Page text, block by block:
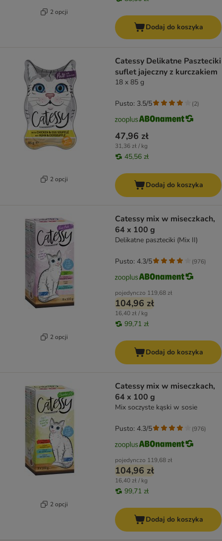
2 opcji
Dodaj do koszyka
2 opcji
Catessy Delikatne Paszteciki
suflet jajeczny z kurczakiem
18 x 85 g
47,96 zł
31,36 zł / kg
45,56 zł
Pusto: 3.5/5 (2)
Dodaj do koszyka
2 opcji
Catessy mix w miseczkach,
64 x 100 g
Delikatne paszteciki (Mix II)
pojedynczo 119,68 zł
104,96 zł
16,40 zł / kg
99,71 zł
Pusto: 4.3/5 (976)
Dodaj do koszyka
2 opcji
Catessy mix w miseczkach,
64 x 100 g
Mix soczyste kąski w sosie
pojedynczo 119,68 zł
104,96 zł
16,40 zł / kg
99,71 zł
Pusto: 4.3/5 (976)
Dodaj do koszyka